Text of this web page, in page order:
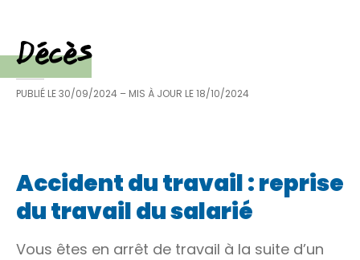
Décès
PUBLIÉ LE30/09/2024 – MIS À JOUR LE18/10/2024
Accident du travail : reprise
du travail du salarié
Vous êtes en arrêt de travail à la suite d’un